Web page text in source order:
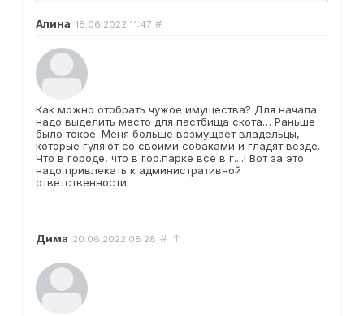
Алина 18.06.2022 11:47 #
Как можно отобрать чужое имущества? Для начала
надо выделить место для пастбища скота… Раньше
было токое. Меня больше возмущает владельцы,
которые гуляют со своими собаками и гладят везде.
Что в городе, что в гор.парке все в г....! Вот за это
надо привлекать к административной
ответственности.
Дима 20.06.2022 08:28 # ↑